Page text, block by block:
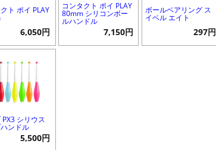
ト ポイ PLAY
6,050円
コンタクト ポイ PLAY
80mm シリコンボー
ルハンドル
7,150円
ボールベアリング ス
イベル エイト
297円
PX3 シリウス
ンドル
5,500円